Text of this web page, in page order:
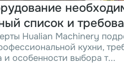
список и
Hualian Machinery
кухни,
и особенности выбора т...